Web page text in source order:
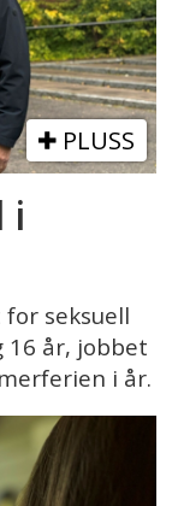
PLUSS
i
seksuell
16 år, jobbet
i år.